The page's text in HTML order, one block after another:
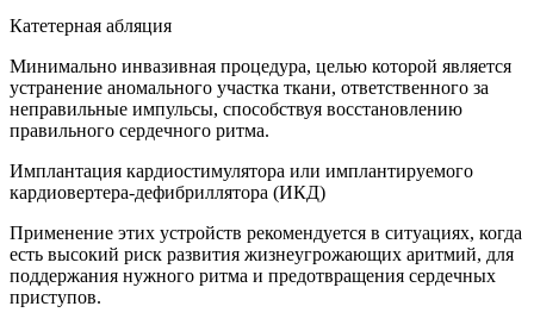
Катетерная абляция
Минимально инвазивная процедура, целью которой является
устранение аномального участка ткани, ответственного за
неправильные импульсы, способствуя восстановлению
правильного сердечного ритма.
Имплантация кардиостимулятора или имплантируемого
кардиовертера-дефибриллятора (ИКД)
Применение этих устройств рекомендуется в ситуациях, когда
есть высокий риск развития жизнеугрожающих аритмий, для
поддержания нужного ритма и предотвращения сердечных
приступов.